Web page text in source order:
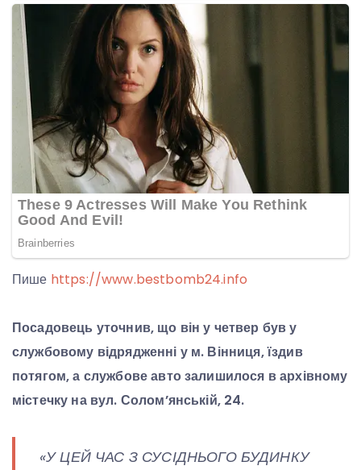
Пише https://www.bestbomb24.info
Посадовець уточнив, що він у четвер був у
службовому відрядженні у м. Вінниця, їздив
потягом, а службове авто залишилося в архівному
містечку на вул. Солом’янській, 24.
«У ЦЕЙ ЧАС З СУСІДНЬОГО БУДИНКУ